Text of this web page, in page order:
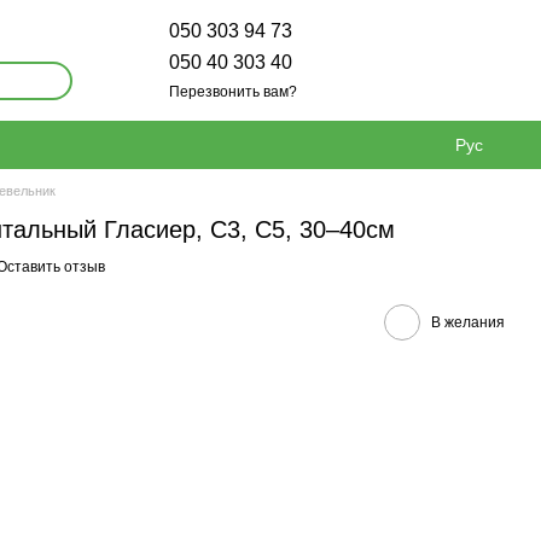
050 303 94 73
050 40 303 40
Перезвонить вам?
Рус
Гласиер, С3, С5, 30–40см
отзыв
В желания